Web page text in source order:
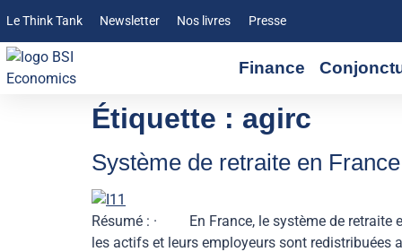
Le Think Tank Newsletter Nos livres Presse
Finance
Étiquette : agirc
Système de retraite en
Résumé : · En France, le système de retraite
les actifs et leurs employeurs sont